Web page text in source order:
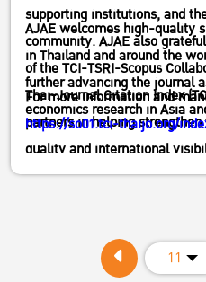
supporting institutions, and
community. AJAE also
of the TCI-TSRI-Scopus
Thai-Journal Citation Index
partners in helping
quality and international
AJAE welcomes high-quality
in Thailand and around the
further advancing the journal
economics research in Asia
For more information and
https://so01.tci-thaijo.org/
11